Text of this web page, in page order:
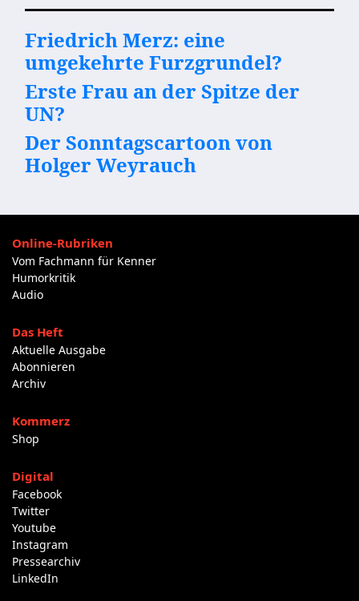
Friedrich Merz: eine
umgekehrte Furzgrundel?
Erste Frau an der Spitze der
UN?
Der Sonntagscartoon von
Holger Weyrauch
Online-Rubriken
Vom Fachmann für Kenner
Humorkritik
Audio
Das Heft
Aktuelle Ausgabe
Abonnieren
Archiv
Kommerz
Shop
Digital
Facebook
Twitter
Youtube
Instagram
Pressearchiv
LinkedIn